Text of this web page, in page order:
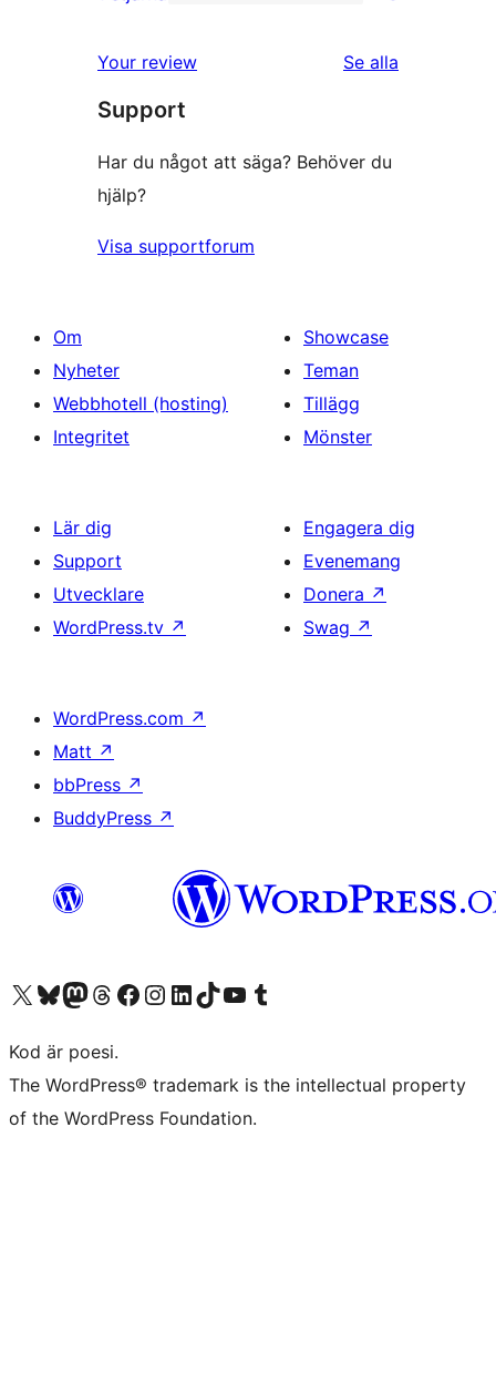
recensioner
stjärniga
recensioner
Your review
Se alla
Support
Har du något att säga? Behöver du
hjälp?
Visa supportforum
Om
Nyheter
Webbhotell (hosting)
Integritet
Showcase
Teman
Tillägg
Mönster
Lär dig
Support
Utvecklare
WordPress.tv ↗
Engagera dig
Evenemang
Donera ↗
Swag ↗
WordPress.com ↗
Matt ↗
bbPress ↗
BuddyPress ↗
Besök vår X-konto (f.d. Twitter)
Besök vårt Bluesky-konto
Besök vårt Mastodon-konto
Besök vårt Thread-konto
Besök vår Facebook-sidaBesök vårt Instagram-konto
Besök vårt LinkedIn-konto
Besök vårt TikTok-konto
Besök vår YouTube-kanalBesök vårt Tumblr-konto
Kod är poesi.
The WordPress® trademark is the intellectual property
of the WordPress Foundation.